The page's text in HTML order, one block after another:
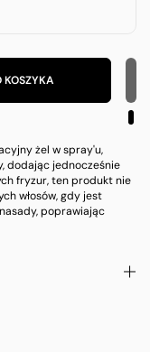
KOSZYKA
żel w spray'u,
dodając jednocześnie
fryzur, ten produkt nie
włosów, gdy jest
poprawiając